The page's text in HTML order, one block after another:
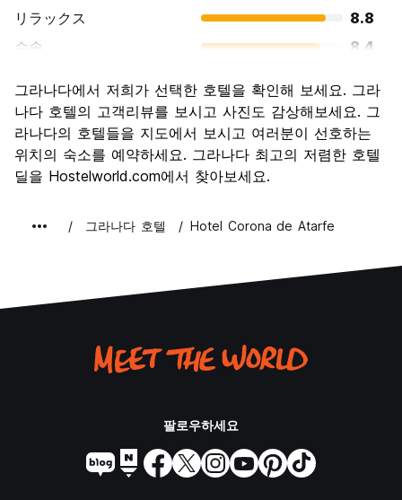
リラックス
8.8
수송
8.4
문화
9.6
나이트 라이프
8.3
가격 대비 만족도
9.0
그라나다에서 저희가 선택한 호텔을 확인해 보세요. 그라
나다 호텔의 고객리뷰를 보시고 사진도 감상해보세요. 그
라나다의 호텔들을 지도에서 보시고 여러분이 선호하는
위치의 숙소를 예약하세요. 그라나다 최고의 저렴한 호텔
딜을 Hostelworld.com에서 찾아보세요.
그라나다 호텔 Hotel Corona de Atarfe
팔로우하세요